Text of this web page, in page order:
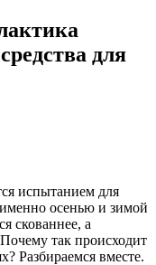
для
испытанием для
осенью и зимой
скованнее, а
так происходит
Разбираемся вместе.